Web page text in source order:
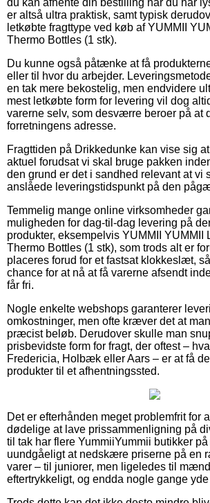
er altså ultra praktisk, samt typisk
letkøbte fragttype ved køb af YUMMII
Thermo Bottles (1 stk).
Du kunne også påtænke at få
eller til hvor du arbejder.
en tak mere bekostelig, men endvidere
mest letkøbte form for levering vil dog
varerne selv, som desværre beroer på at
forretningens adresse.
Fragttiden på Drikkedunke kan vise sig
aktuel forudsat vi skal bruge pakken
den grund er det i sandhed relevant at vi
anslåede leveringstidspunkt på den
Temmelig mange online virksomheder
muligheden for dag-til-dag levering på
produkter, eksempelvis YUMMII YUMMII
Thermo Bottles (1 stk), som trods alt er
placeres forud for et fastsat klokkeslæt,
chance for at nå at få varerne afsendt
får fri.
Nogle enkelte webshops garanterer
omkostninger, men ofte kræver det at
præcist beløb. Derudover skulle man
prisbevidste form for fragt, der oftest –
Fredericia, Holbæk eller Aars – er at få
produkter til et afhentningssted.
Det er efterhånden meget problemfrit for
dødelige at lave prissammenligning på
til tak har flere YummiiYummii butikker
uundgåeligt at nedskære priserne på en
varer – til juniorer, men ligeledes til
eftertrykkeligt, og endda nogle gange